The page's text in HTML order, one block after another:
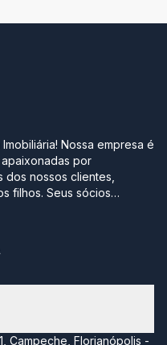
empresa é
por
dos nossos clientes,
sócios
multinacionais, optaram
transparência e
na vida de qualquer
Campeche, Florianópolis -